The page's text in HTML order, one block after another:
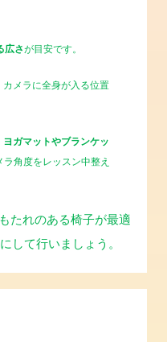
広さが目安です。
メラに全身が入る位置
ヨガマットやブランケッ
角度をレッスン中整え
たれのある椅子が最適
して行いましょう。